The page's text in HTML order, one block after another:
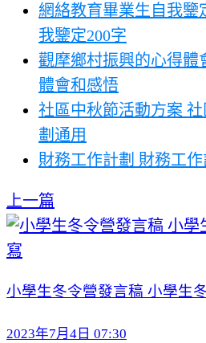
網絡教育畢業生自我鑒
我鑒定200字
觀摩鄉村振興的心得體
體會和感悟
社區中秋節活動方案
劃通用
財務工作計劃 財務工
上一篇
小學生冬令營發言稿 小學生
2023年7月4日 07:30